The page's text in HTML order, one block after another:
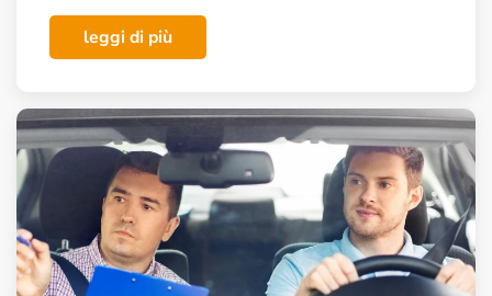
leggi di più